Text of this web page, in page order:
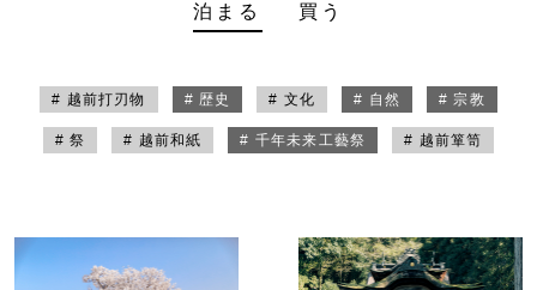
泊まる 買う
# 越前打刃物 # 歴史 # 文化 # 自然 # 宗教
# 祭 # 越前和紙 # 千年未来工藝祭 # 越前箪笥